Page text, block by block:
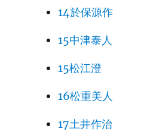
14於保源作
15中津泰人
15松江澄
16松重美人
17土井作治